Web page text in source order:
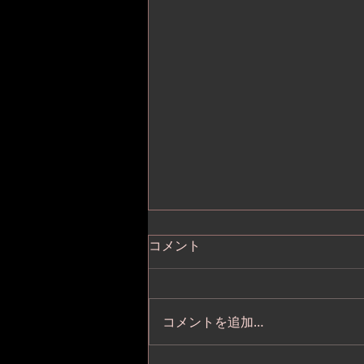
コメント
コメントを追加…